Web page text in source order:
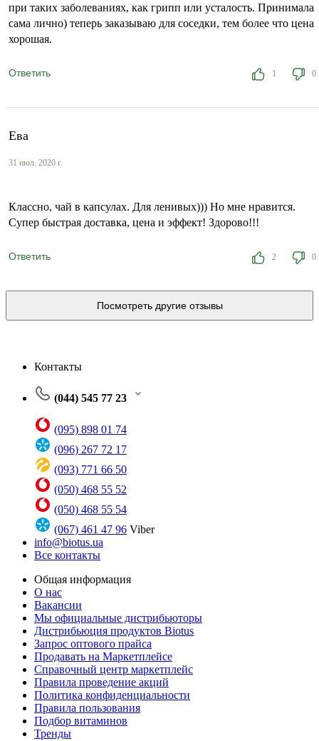
при таких заболеваниях, как грипп или усталость. Принимала
сама лично) теперь заказываю для соседки, тем более что цена
хорошая.
Ответить 1 0
Ева
31 июл. 2020 г.
Классно, чай в капсулах. Для ленивых))) Но мне нравится.
Супер быстрая доставка, цена и эффект! Здорово!!!
Ответить 2 0
Посмотреть другие отзывы
Контакты
(044) 545 77 23
(095) 898 01 74
(096) 267 72 17
(093) 771 66 50
(050) 468 55 52
(050) 468 55 54
(067) 461 47 96 Viber
info@biotus.ua
Все контакты
Общая информация
О нас
Вакансии
Мы официальные дистрибьюторы
Дистрибьюция продуктов Biotus
Запрос оптового прайса
Продавать на Маркетплейсе
Справочный центр маркетплейс
Правила проведение акций
Политика конфиденциальности
Правила пользования
Подбор витаминов
Тренды